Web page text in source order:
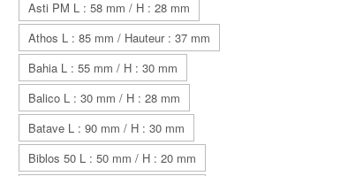
Asti PM L : 58 mm / H : 28 mm
Athos L : 85 mm / Hauteur : 37 mm
Bahia L : 55 mm / H : 30 mm
Balico L : 30 mm / H : 28 mm
Batave L : 90 mm / H : 30 mm
Biblos 50 L : 50 mm / H : 20 mm